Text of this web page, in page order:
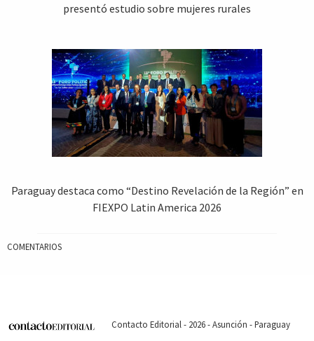
presentó estudio sobre mujeres rurales
Paraguay destaca como “Destino Revelación de la Región” en
FIEXPO Latin America 2026
COMENTARIOS
Contacto Editorial - 2026 - Asunción - Paraguay